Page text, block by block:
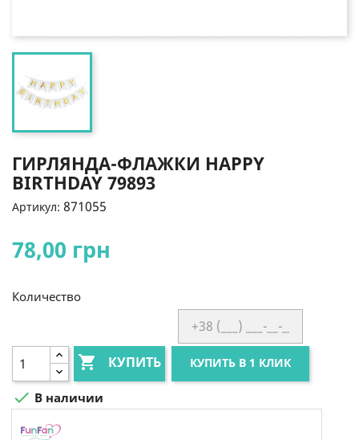
ГИРЛЯНДА-ФЛАЖКИ HAPPY
BIRTHDAY 79893
Артикул: 871055
78,00 грн
Количество
 КУПИТЬ КУПИТЬ В 1 КЛИК
 В наличии